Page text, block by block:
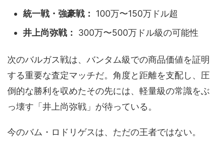
統一戦・強豪戦：
100万〜150万ドル超
井上尚弥戦：
300万〜500万ドル級の可能性
次のバルガス戦は、バンタム級での商品価値を証明
する重要な査定マッチだ。角度と距離を支配し、圧
倒的な勝利を収めたその先には、軽量級の常識をぶ
っ壊す「井上尚弥戦」が待っている。
今のバム・ロドリゲスは、ただの王者ではない。